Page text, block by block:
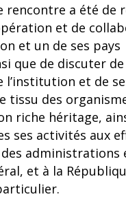
rencontre a été de
et de
et un de ses pays
que de discuter de
l’institution et de
tissu des
riche héritage,
ses activités aux
administrations
et à la